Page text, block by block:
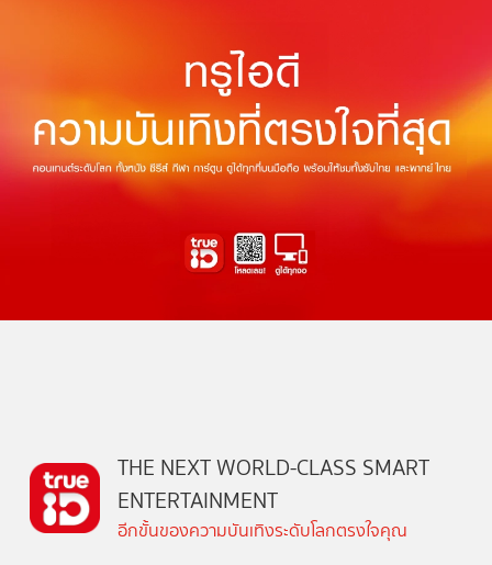
THE NEXT WORLD-CLASS SMART
ENTERTAINMENT
อีกขั้นของความบันเทิงระดับโลกตรงใจคุณ